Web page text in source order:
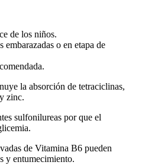
de los niños.
o en etapa de
la absorción de tetraciclinas,
zinc.
sulfonilureas por que el
de Vitamina B6 pueden
y entumecimiento.